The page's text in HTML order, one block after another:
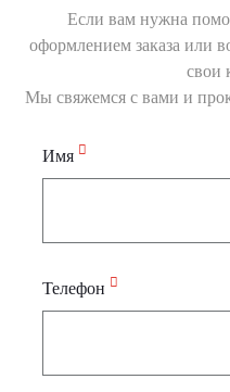
Если вам нужна
оформлением заказа или
свои
Мы свяжемся с вами и
Имя
Телефон